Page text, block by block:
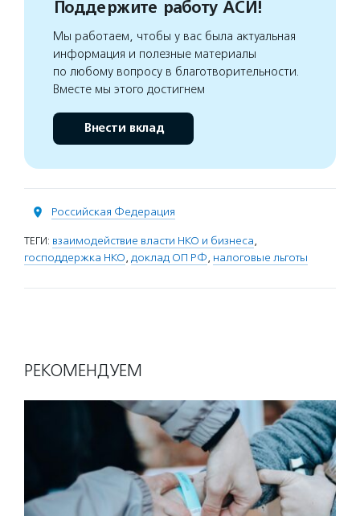
Поддержите работу АСИ!
Мы работаем, чтобы у вас была актуальная
информация и полезные материалы
по любому вопросу в благотворительности.
Вместе мы этого достигнем
Внести вклад
Российская Федерация
ТЕГИ: взаимодействие власти НКО и бизнеса,
господдержка НКО, доклад ОП РФ, налоговые льготы
РЕКОМЕНДУЕМ